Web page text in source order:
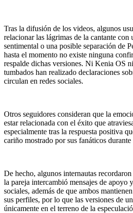
Tras la difusión de los videos, algunos
relacionar las lágrimas de la cantante con
sentimental o una posible separación de
hasta el momento no existe ninguna
respalde dichas versiones. Ni Kenia OS
tumbados han realizado declaraciones
circulan en redes sociales.
Otros seguidores consideran que la
estar relacionada con el éxito que
especialmente tras la respuesta positiva
cariño mostrado por sus fanáticos durante
De hecho, algunos internautas
la pareja intercambió mensajes de apoyo
sociales, además de que ambos
sus perfiles, por lo que las versiones de
únicamente en el terreno de la